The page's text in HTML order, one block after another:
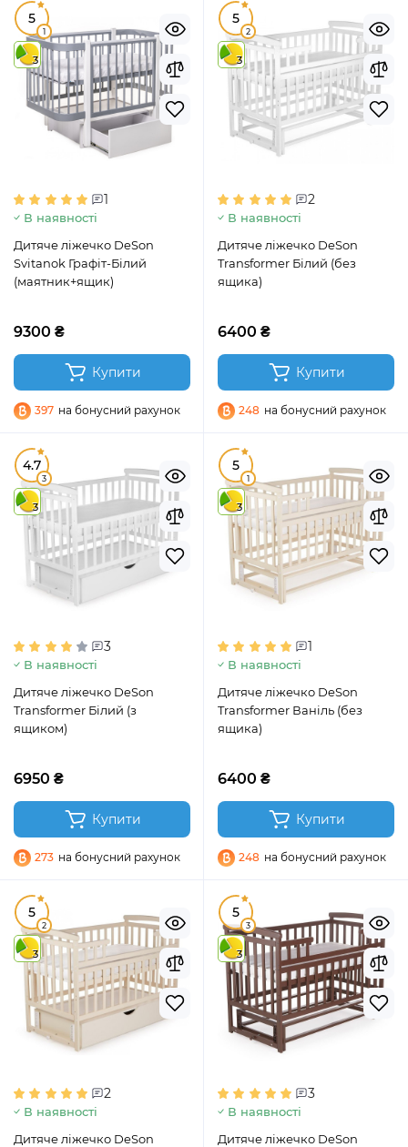
5
1
3
1
В наявності
Дитяче ліжечко DeSon
Svitanok Графіт-Білий
(маятник+ящик)
9300 ₴
Купити
397 на бонусний рахунок
5
2
3
2
В наявності
Дитяче ліжечко DeSon
Transformer Білий (без
ящика)
6400 ₴
Купити
248 на бонусний рахунок
4.7
3
3
3
В наявності
Дитяче ліжечко DeSon
Transformer Білий (з
ящиком)
6950 ₴
Купити
273 на бонусний рахунок
5
1
3
1
В наявності
Дитяче ліжечко DeSon
Transformer Ваніль (без
ящика)
6400 ₴
Купити
248 на бонусний рахунок
5
2
3
2
В наявності
Дитяче ліжечко DeSon
5
3
3
3
В наявності
Дитяче ліжечко DeSon